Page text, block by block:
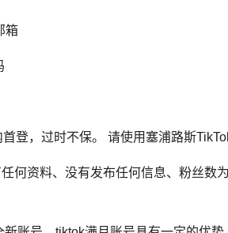
箱
登，过时不保。 请使用塞浦路斯
何资料、没有发布任何信息、粉丝数